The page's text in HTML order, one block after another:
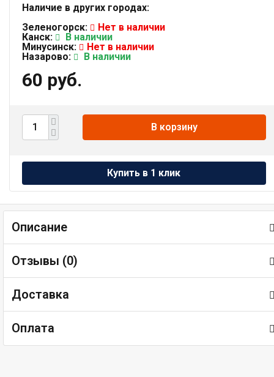
Наличие в других городах:
Зеленогорск:
Нет в наличии
Канск:
В наличии
Минусинск:
Нет в наличии
Назарово:
В наличии
60 руб.
В корзину
Описание
Отзывы (0)
Доставка
Оплата